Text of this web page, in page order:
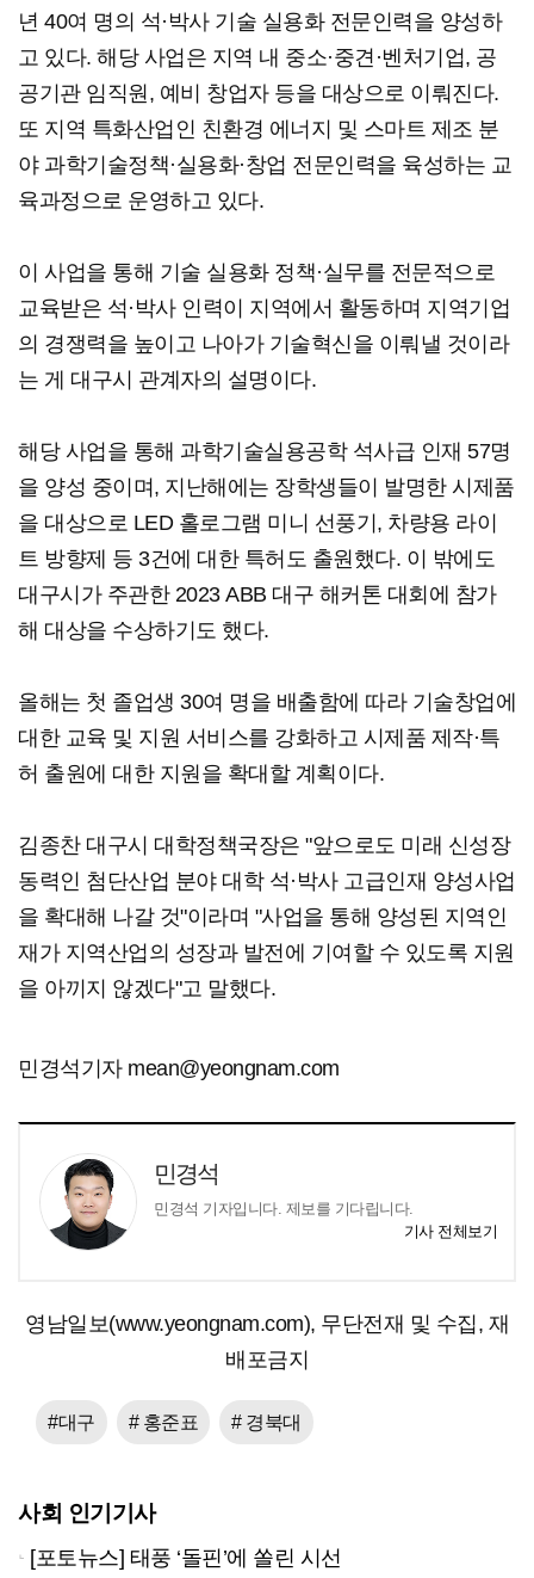
년 40여 명의 석·박사 기술 실용화 전문인력을 양성하
고 있다. 해당 사업은 지역 내 중소·중견·벤처기업, 공
공기관 임직원, 예비 창업자 등을 대상으로 이뤄진다.
또 지역 특화산업인 친환경 에너지 및 스마트 제조 분
야 과학기술정책·실용화·창업 전문인력을 육성하는 교
육과정으로 운영하고 있다.
이 사업을 통해 기술 실용화 정책·실무를 전문적으로
교육받은 석·박사 인력이 지역에서 활동하며 지역기업
의 경쟁력을 높이고 나아가 기술혁신을 이뤄낼 것이라
는 게 대구시 관계자의 설명이다.
해당 사업을 통해 과학기술실용공학 석사급 인재 57명
을 양성 중이며, 지난해에는 장학생들이 발명한 시제품
을 대상으로 LED 홀로그램 미니 선풍기, 차량용 라이
트 방향제 등 3건에 대한 특허도 출원했다. 이 밖에도
대구시가 주관한 2023 ABB 대구 해커톤 대회에 참가
해 대상을 수상하기도 했다.
올해는 첫 졸업생 30여 명을 배출함에 따라 기술창업에
대한 교육 및 지원 서비스를 강화하고 시제품 제작·특
허 출원에 대한 지원을 확대할 계획이다.
김종찬 대구시 대학정책국장은 "앞으로도 미래 신성장
동력인 첨단산업 분야 대학 석·박사 고급인재 양성사업
을 확대해 나갈 것"이라며 "사업을 통해 양성된 지역인
재가 지역산업의 성장과 발전에 기여할 수 있도록 지원
을 아끼지 않겠다"고 말했다.
민경석기자 mean@yeongnam.com
민경석
민경석 기자입니다. 제보를 기다립니다.
기사 전체보기
영남일보(www.yeongnam.com), 무단전재 및 수집, 재
배포금지
#대구 # 홍준표 # 경북대
사회 인기기사
[포토뉴스] 태풍 ‘돌핀’에 쏠린 시선